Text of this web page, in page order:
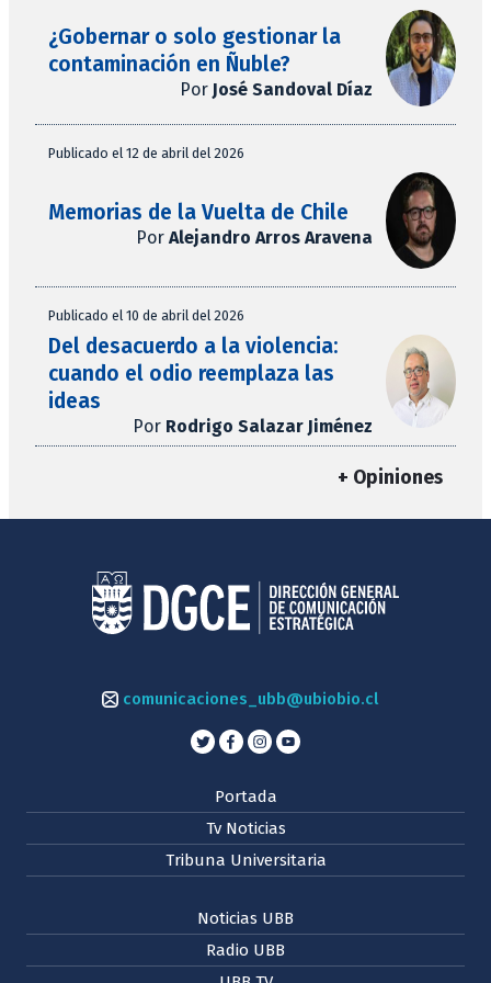
¿Gobernar o solo gestionar la
contaminación en Ñuble?
Por José Sandoval Díaz
Publicado el 12 de abril del 2026
Memorias de la Vuelta de Chile
Por Alejandro Arros Aravena
Publicado el 10 de abril del 2026
Del desacuerdo a la violencia:
cuando el odio reemplaza las
ideas
Por Rodrigo Salazar Jiménez
+ Opiniones
comunicaciones_ubb@ubiobio.cl
Portada
Tv Noticias
Tribuna Universitaria
Noticias UBB
Radio UBB